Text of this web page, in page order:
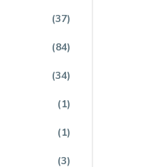
(37)
(84)
(34)
(1)
(1)
(3)